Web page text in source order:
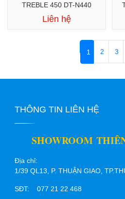
TREBLE 450 DT-N440
Liên hệ
1 2 3
THÔNG TIN LIÊN HỆ
SHOWROOM
Địa chỉ:
1/39 QL13, P. THUẬN GIAO,
SĐT: 077 21 22 468